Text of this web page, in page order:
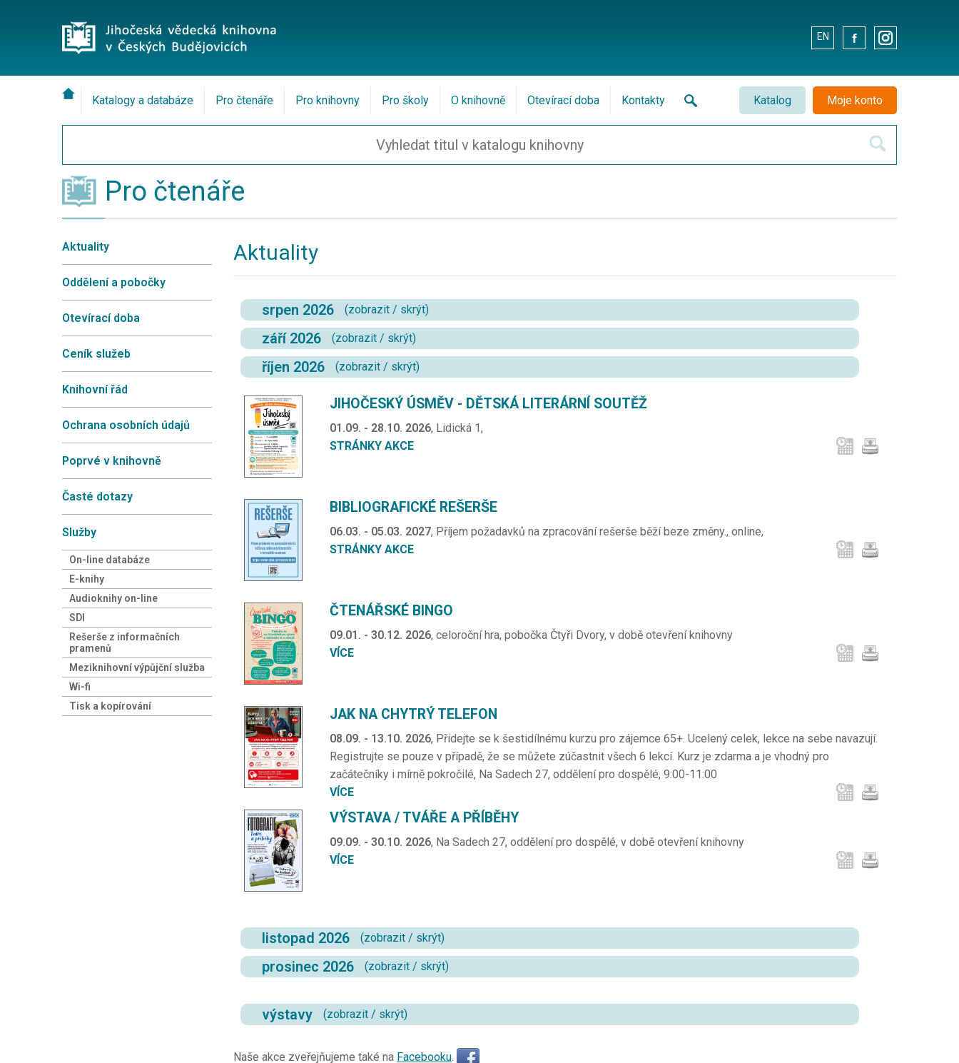
EN . .
Katalog Moje konto
Katalogy a databáze Pro čtenáře Pro knihovny Pro školy O knihovně Otevírací doba Kontakty
Pro čtenáře
Aktuality
Oddělení a pobočky
Otevírací doba
Ceník služeb
Knihovní řád
Ochrana osobních údajů
Poprvé v knihovně
Časté dotazy
Služby
On-line databáze
E-knihy
Audioknihy on-line
SDI
Rešerše z informačních
pramenů
Meziknihovní výpůjční služba
Wi-fi
Tisk a kopírování
Aktuality
srpen 2026 (zobrazit / skrýt)
září 2026 (zobrazit / skrýt)
říjen 2026 (zobrazit / skrýt)
JIHOČESKÝ ÚSMĚV - DĚTSKÁ LITERÁRNÍ SOUTĚŽ
01.09. - 28.10. 2026, Lidická 1,
STRÁNKY AKCE
BIBLIOGRAFICKÉ REŠERŠE
06.03. - 05.03. 2027, Příjem požadavků na zpracování rešerše běží beze změny., online,
STRÁNKY AKCE
ČTENÁŘSKÉ BINGO
09.01. - 30.12. 2026, celoroční hra, pobočka Čtyři Dvory, v době otevření knihovny
VÍCE
JAK NA CHYTRÝ TELEFON
08.09. - 13.10. 2026, Přidejte se k šestidílnému kurzu pro zájemce 65+. Ucelený celek, lekce na sebe navazují.
Registrujte se pouze v případě, že se můžete zúčastnit všech 6 lekcí. Kurz je zdarma a je vhodný pro
začátečníky i mírně pokročilé, Na Sadech 27, oddělení pro dospělé, 9:00-11:00
VÍCE
VÝSTAVA / TVÁŘE A PŘÍBĚHY
09.09. - 30.10. 2026, Na Sadech 27, oddělení pro dospělé, v době otevření knihovny
VÍCE
listopad 2026 (zobrazit / skrýt)
prosinec 2026 (zobrazit / skrýt)
výstavy (zobrazit / skrýt)
Naše akce zveřejňujeme také na Facebooku.